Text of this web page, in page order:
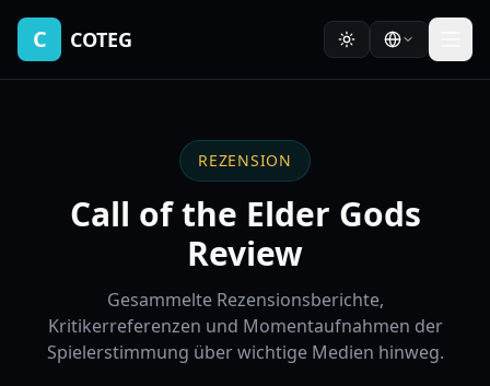
C COTEG
REZENSION
Call of the Elder Gods
Review
Gesammelte Rezensionsberichte,
Kritikerreferenzen und Momentaufnahmen der
Spielerstimmung über wichtige Medien hinweg.